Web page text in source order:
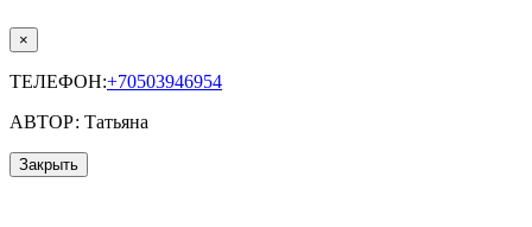
×
ТЕЛЕФОН:+70503946954
АВТОР: Татьяна
Закрыть